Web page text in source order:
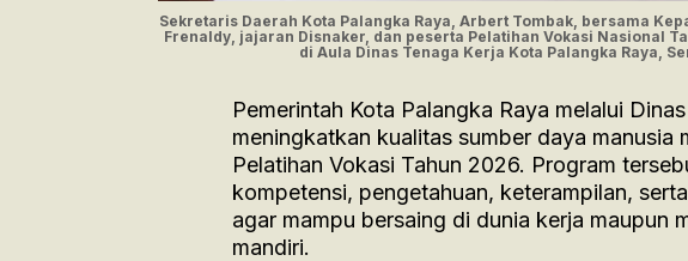
Sekretaris Daerah Kota Palangka Raya, Arbert Tombak, bersama
Frenaldy, jajaran Disnaker, dan peserta Pelatihan Vokasi Nasional
di Aula Dinas Tenaga Kerja Kota Palangka Raya,
Pemerintah Kota Palangka Raya melalui
meningkatkan kualitas sumber daya manusia
Pelatihan Vokasi Tahun 2026. Program
kompetensi, pengetahuan, keterampilan,
agar mampu bersaing di dunia kerja maupun
mandiri.